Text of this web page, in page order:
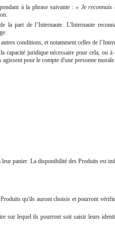
à la phrase suivante :« Je reconnais
part de l’Internaute. L'Internaute
conditions, et notamment celles de
capacité juridique nécessaire pour cela,
pour le compte d'une personne morale.
panier. La disponibilité des Produits est
qu'ils auront choisis et pourront
sur lequel ils pourront soit saisir leurs